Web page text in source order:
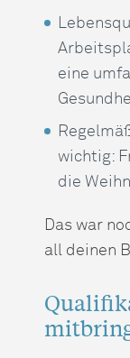
eine
wichtig:
die
Das war
all deinen